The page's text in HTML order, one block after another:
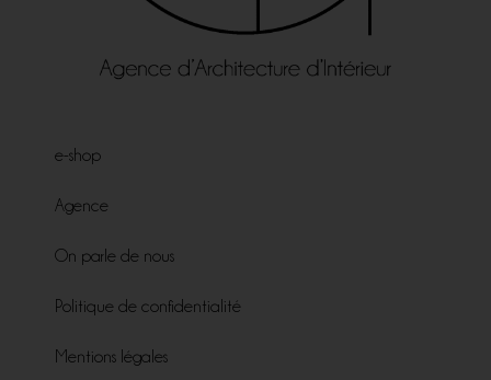
e-shop
Agence
On parle de nous
Politique de confidentialité
Mentions légales